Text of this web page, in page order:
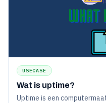
USECASE
Wat is uptime?
Uptime is een